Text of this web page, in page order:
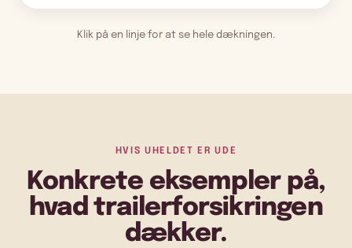
Klik på en linje for at se hele dækningen.
HVIS UHELDET ER UDE
Konkrete eksempler på,
hvad trailerforsikringen
dækker.